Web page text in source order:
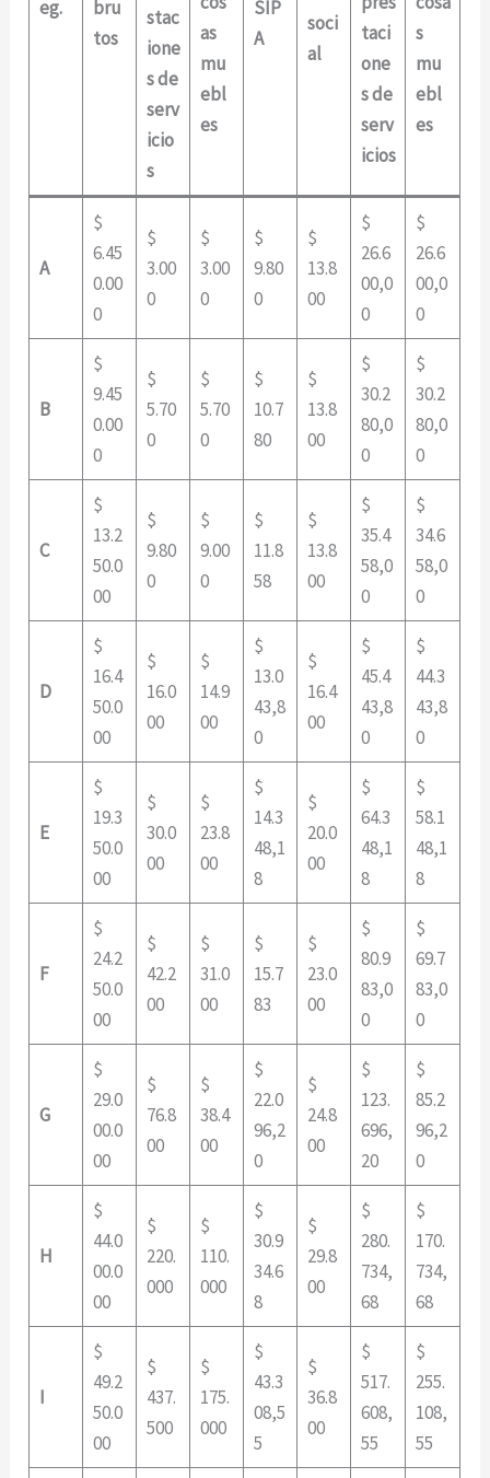
eg.
bru
tos
SIP
A
soci
al
stac
ione
s de
serv
icio
s
as
mu
ebl
es
taci
one
s de
serv
icios
s
mu
ebl
es
A
$
6.45
0.00
0
$
3.00
0
$
3.00
0
$
9.80
0
$
13.8
00
$
26.6
00,0
0
$
26.6
00,0
0
B
$
9.45
0.00
0
$
5.70
0
$
5.70
0
$
10.7
80
$
13.8
00
$
30.2
80,0
0
$
30.2
80,0
0
C
$
13.2
50.0
00
$
9.80
0
$
9.00
0
$
11.8
58
$
13.8
00
$
35.4
58,0
0
$
34.6
58,0
0
D
$
16.4
50.0
00
$
16.0
00
$
14.9
00
$
13.0
43,8
0
$
16.4
00
$
45.4
43,8
0
$
44.3
43,8
0
E
$
19.3
50.0
00
$
30.0
00
$
23.8
00
$
14.3
48,1
8
$
20.0
00
$
64.3
48,1
8
$
58.1
48,1
8
F
$
24.2
50.0
00
$
42.2
00
$
31.0
00
$
15.7
83
$
23.0
00
$
80.9
83,0
0
$
69.7
83,0
0
G
$
29.0
00.0
00
$
76.8
00
$
38.4
00
$
22.0
96,2
0
$
24.8
00
$
123.
696,
20
$
85.2
96,2
0
H
$
44.0
00.0
00
$
220.
000
$
110.
000
$
30.9
34.6
8
$
29.8
00
$
280.
734,
68
$
170.
734,
68
I
$
49.2
50.0
00
$
437.
500
$
175.
000
$
43.3
08,5
5
$
36.8
00
$
517.
608,
55
$
255.
108,
55